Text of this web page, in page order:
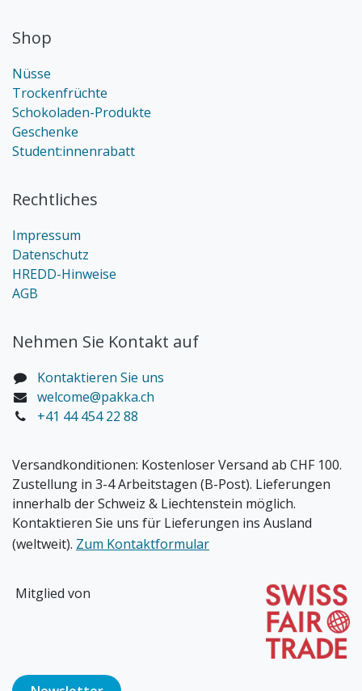
Shop
Nüsse
Trockenfrüchte
Schokoladen-Produkte
Geschenke
Student:innenrabatt
Rechtliches
Impressum
Datenschutz
HREDD-Hinweise
AGB
Nehmen Sie Kontakt auf
Kontaktieren Sie uns
welcome@pakka.ch
+41 44 454 22 88
Versandkonditionen: Kostenloser Versand ab CHF 100.
Zustellung in 3-4 Arbeitstagen (B-Post). Lieferungen
innerhalb der Schweiz & Liechtenstein möglich.
Kontaktieren Sie uns für Lieferungen ins Ausland
(weltweit). Zum Kontaktformular
Mitglied von